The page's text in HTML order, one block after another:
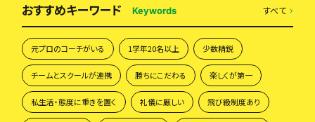
おすすめキーワード Keywords すべて
元プロのコーチがいる 1学年20名以上 少数精鋭
チームとスクールが連携 勝ちにこだわる 楽しくが第一
私生活・態度に重きを置く 礼儀に厳しい 飛び級制度あり